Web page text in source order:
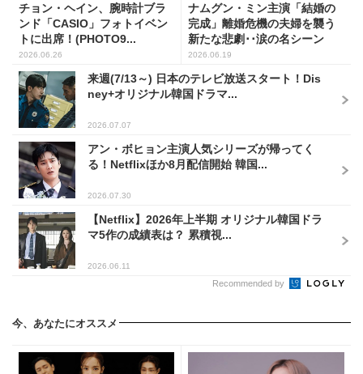
チョン・ヘイン、腕時計ブラ
ンド「CASIO」フォトイベン
トに出席！(PHOTO9...
2026.06.26
ナムグン・ミン主演「結婚の
完成」離婚危機の夫婦を襲う
新たな悲劇･･涙の名シーン
に...
2026.06.19
来週(7/13～) 日本のテレビ放送スタート！Dis
ney+オリジナル韓国ドラマ...
2026.07.07
アン・ボヒョン主演人気シリーズが帰ってく
る！Netflixほか8月配信開始 韓国...
2026.07.30
【Netflix】2026年上半期 オリジナル韓国ドラ
マ5作の成績表は？ 累積視...
2026.06.11
Recommended by
今、あなたにオススメ